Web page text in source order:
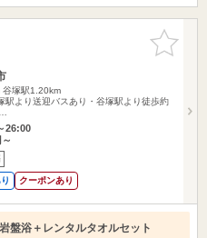
お気に入
りに追加
谷塚駅1.20km
駅より送迎バスあり・谷塚駅より徒歩約
26:00
クーポンあり
岩盤浴＋レンタルタオルセット